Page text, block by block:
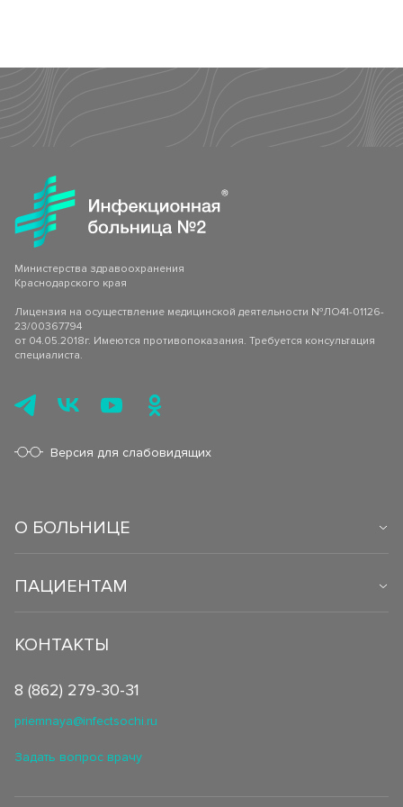
Министерства здравоохранения
Краснодарского края
Лицензия на осуществление медицинской деятельности №ЛО41-01126-
23/00367794
от 04.05.2018г. Имеются противопоказания. Требуется консультация
специалиста.
Версия для слабовидящих
О БОЛЬНИЦЕ
ПАЦИЕНТАМ
КОНТАКТЫ
8 (862) 279-30-31
priemnaya@infectsochi.ru
Задать вопрос врачу